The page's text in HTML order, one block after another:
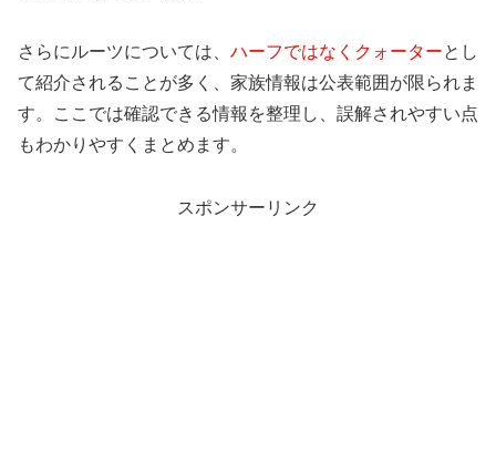
さらにルーツについては、 ハーフではなくクォーターとし
て紹介されることが多く、家族情報は公表範囲が限られま
す。ここでは確認できる情報を整理し、誤解されやすい点
もわかりやすくまとめます。
スポンサーリンク